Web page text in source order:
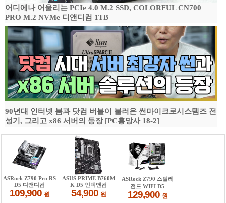
어디에나 어울리는 PCIe 4.0 M.2 SSD, COLORFUL CN700
PRO M.2 NVMe 디앤디컴 1TB
90년대 인터넷 붐과 닷컴 버블이 불러온 썬마이크로시스템즈 전
성기, 그리고 x86 서버의 등장 [PC흥망사 18-2]